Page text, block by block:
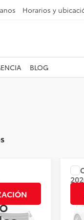
Horarios y
BLOG
el Precio